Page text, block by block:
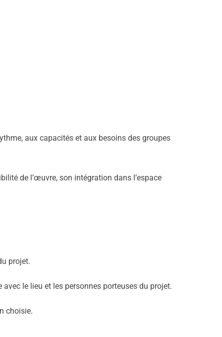
aux capacités et aux besoins des groupes
de l’œuvre, son intégration dans l’espace
projet.
le lieu et les personnes porteuses du projet.
choisie.